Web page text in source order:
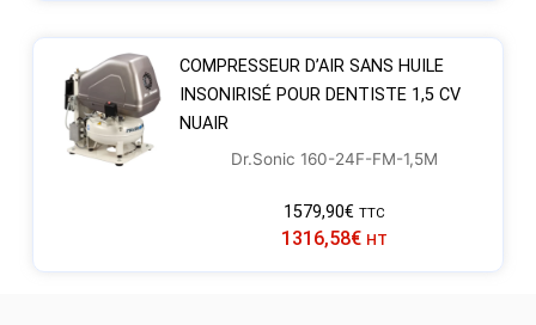
COMPRESSEUR D’AIR SANS HUILE
INSONIRISÉ POUR DENTISTE 1,5 CV
NUAIR
Dr.Sonic 160-24F-FM-1,5M
1579,90€ TTC
1316,58€ HT